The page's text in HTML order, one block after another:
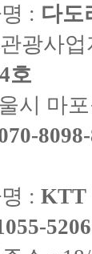
: 다도
광사
호
시 마
: KTT